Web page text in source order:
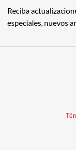
Reciba
especiales, nuevos